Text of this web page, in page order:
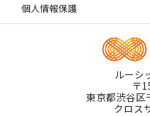
個人情報保護
ルーシ
〒
東京都渋谷区
クロス